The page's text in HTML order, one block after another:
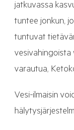
jatkuvassa
tuntee jonkun,
tuntuvat
vesivahingoista
varautua,
Vesi-ilmaisin